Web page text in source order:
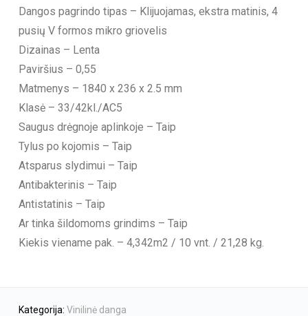
Dangos pagrindo tipas – Klijuojamas, ekstra matinis, 4
pusių V formos mikro griovelis
Dizainas – Lenta
Paviršius – 0,55
Matmenys – 1840 x 236 x 2.5 mm
Klasė – 33/42kl./AC5
Saugus drėgnoje aplinkoje – Taip
Tylus po kojomis – Taip
Atsparus slydimui – Taip
Antibakterinis – Taip
Antistatinis – Taip
Ar tinka šildomoms grindims – Taip
Kiekis viename pak. – 4,342m2 / 10 vnt. / 21,28 kg.
Kategorija: Vinilinė danga